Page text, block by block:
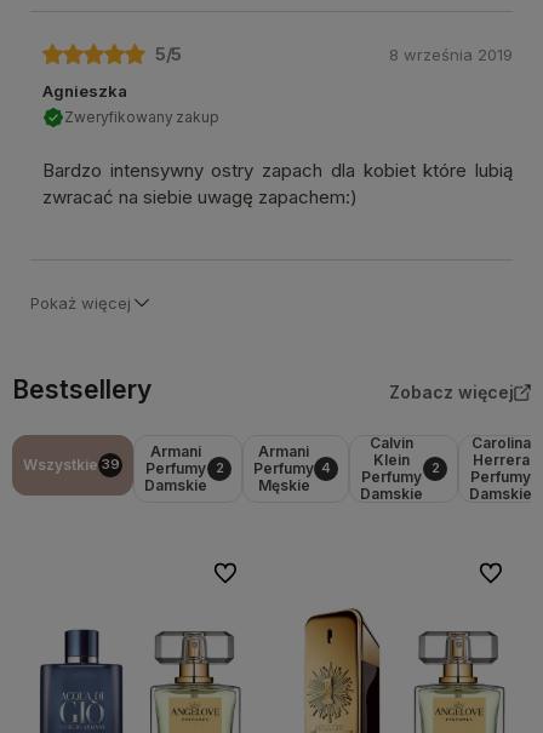
5/5
Agnieszka
Zweryfikowany zakup
Bardzo intensywny ostry zapach dla kobiet które lubią
zwracać na siebie uwagę zapachem:)
8 września 2019
Pokaż więcej
Bestsellery Zobacz więcej
Wszystkie 39
Armani
Perfumy
Damskie
2
Armani
Perfumy
Męskie
4
Calvin
Klein
Perfumy
Damskie
2
Carolina
Herrera
Perfumy
Damskie
Do ulubionych Do